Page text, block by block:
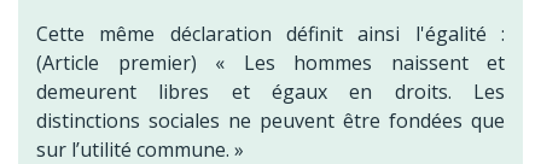
Cette même déclaration définit ainsi l'égalité :
(Article premier) « Les hommes naissent et
demeurent libres et égaux en droits. Les
distinctions sociales ne peuvent être fondées que
sur l’utilité commune. »